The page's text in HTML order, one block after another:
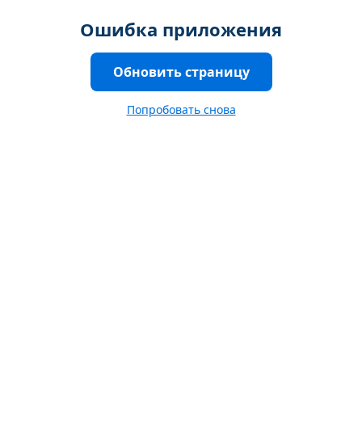
Ошибка приложения
Обновить страницу
Попробовать снова